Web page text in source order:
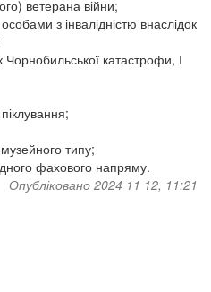
ветерана війни;
з інвалідністю внаслідок
Чорнобильської катастрофи, І
типу;
фахового напряму.
Опубліковано 2024 11 12, 11:21